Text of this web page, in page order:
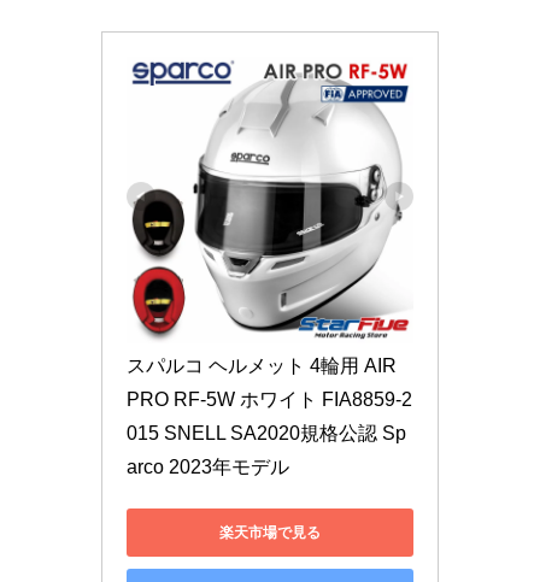
スパルコ ヘルメット 4輪用 AIR
PRO RF-5W ホワイト FIA8859-2
015 SNELL SA2020規格公認 Sp
arco 2023年モデル
楽天市場で見る